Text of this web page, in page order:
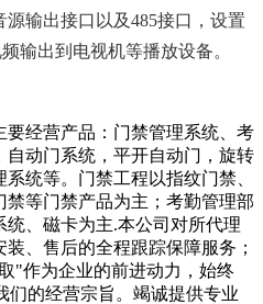
输出接口以及485接口，设置
输出到电视机等播放设备。
经营产品：门禁管理系统、考
动门系统，平开自动门，旋转
统等。门禁工程以指纹门禁、
等门禁产品为主；考勤管理部
统、磁卡为主.本公司对所代理
、售后的全程跟踪保障服务；
"作为企业的前进动力，始终
的经营宗旨。竭诚提供专业